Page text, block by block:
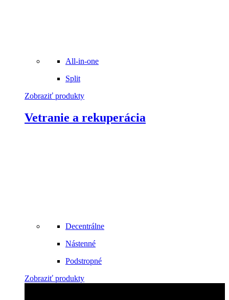
All-in-one
Split
Zobraziť produkty
Vetranie a rekuperácia
Decentrálne
Nástenné
Podstropné
Zobraziť produkty